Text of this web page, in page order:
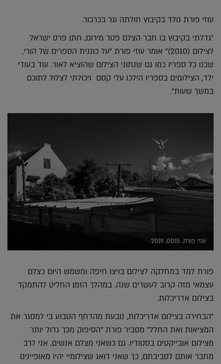
עוזי פורת נולד בקיבוץ חולתה וגר בכרכור.
"גדלתי בקיבוץ בו חבר הצלם פטר מירום, חתן פרס ישראל
לצילום (2010)" אומר עוזי פורת "על כוננית הספרים של הורי,
שכנו כל ספריו כמו גם שנתוני הצילום שהוציא לאור. עוד בעודי
ילד, הצילומים בספריו הילכו עלי קסם ויכולתי לצלול לתוכם
במשך שעות".
עוזי פורת, 0015, 2019
פורת למד במחלקה לצילום בויצו חיפה ומשמש היום כצלם
עצמאי מזה קרוב לעשרים שנה. במהלך הזמן החליט להתמקד
בצילום אדריכלות.
"הבחירה בצילום אדריכלות, נובעת מהדחף הטבוע בי למסגר את
המציאות ואת החלל" מסביר פורת "הסיפוק מכך גדול יותר
מצילום אובייקטים בסטודיו. גם כשאני מצלם אנשים, אני לרב
מחבר אותם לסביבתם, כך שאני דואג שצילומיי יהיו מאופיינים